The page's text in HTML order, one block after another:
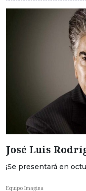
José Luis
¡Se presentará en
Equipo Imagina